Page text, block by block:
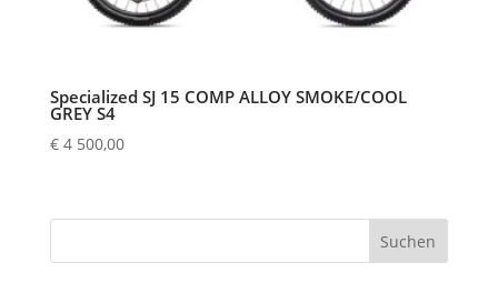
Specialized SJ 15 COMP ALLOY SMOKE/COOL
GREY S4
€4 500,00
Suchen